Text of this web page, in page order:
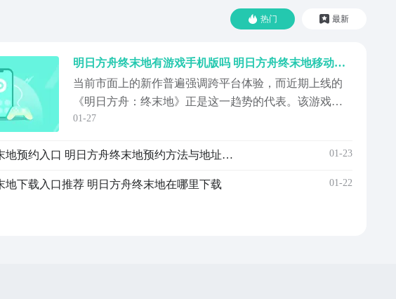
热门 最新
明日方舟终末地有游戏手机版吗 明日方舟终末地移动端下载入口及平台适配说明
当前市面上的新作普遍强调跨平台体验，而近期上线的
《明日方舟：终末地》正是这一趋势的代表。该游戏已
正式登陆多个主流平台，包括Android与iOS移动终端、
态覆盖。对于移动端用户而言，安卓与iOS版本均已开放
01-27
明日方舟终末地预约入口 明日方舟终末地预约方法与地址汇总 01-23
地下载入口推荐 明日方舟终末地在哪里下载 01-22